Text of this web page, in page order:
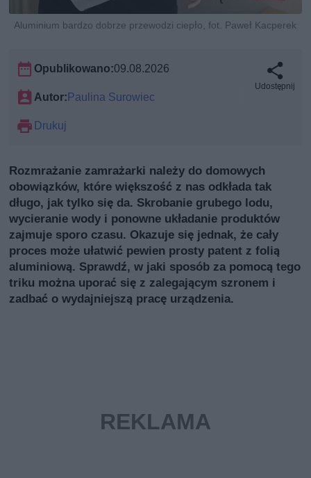
Aluminium bardzo dobrze przewodzi ciepło, fot. Paweł Kacperek
Opublikowano:09.08.2026
Autor: Paulina Surowiec
Drukuj
Udostępnij
Rozmrażanie zamrażarki należy do domowych
obowiązków, które większość z nas odkłada tak
długo, jak tylko się da. Skrobanie grubego lodu,
wycieranie wody i ponowne układanie produktów
zajmuje sporo czasu. Okazuje się jednak, że cały
proces może ułatwić pewien prosty patent z folią
aluminiową. Sprawdź, w jaki sposób za pomocą tego
triku można uporać się z zalegającym szronem i
zadbać o wydajniejszą pracę urządzenia.